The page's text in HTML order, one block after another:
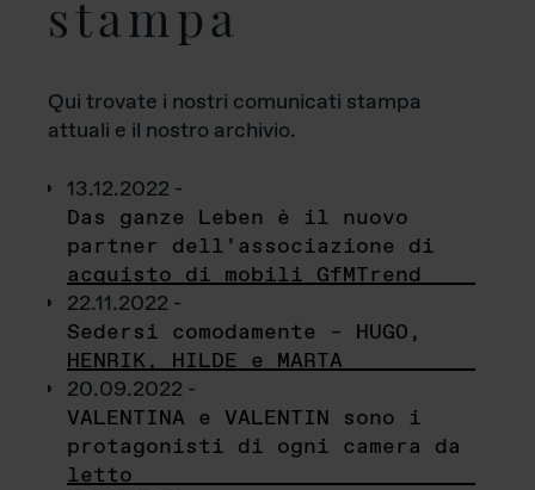
stampa
Qui trovate i nostri comunicati stampa
attuali e il nostro archivio.
13.12.2022 -
Das ganze Leben è il nuovo
partner dell’associazione di
acquisto di mobili GfMTrend
22.11.2022 -
Sedersi comodamente – HUGO,
HENRIK, HILDE e MARTA
20.09.2022 -
VALENTINA e VALENTIN sono i
protagonisti di ogni camera da
letto